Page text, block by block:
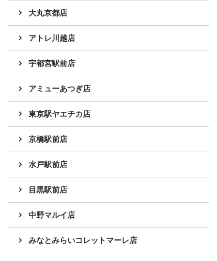
大丸京都店
アトレ川越店
宇都宮駅前店
アミューあつぎ店
東京駅ヤエチカ店
京橋駅前店
水戸駅前店
目黒駅前店
中野マルイ店
みなとみらいコレットマーレ店